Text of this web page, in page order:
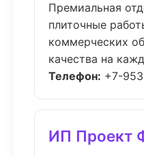
Премиальная
плиточные
коммерческих
качества на
Телефон: +7-
ИП Проект